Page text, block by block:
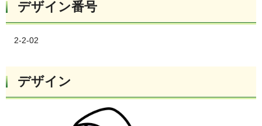
デザイン番号
2-2-02
デザイン